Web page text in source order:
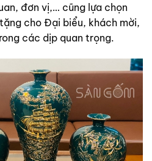
đơn vị,… cũng lựa chọn
cho Đại biểu, khách mời,
các dịp quan trọng.